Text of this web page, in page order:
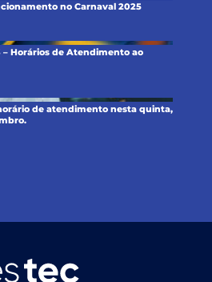
no Carnaval 2025
– Horários de Atendimento ao
de atendimento nesta quinta,